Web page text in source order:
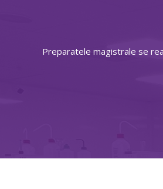
Preparatele magistrale se